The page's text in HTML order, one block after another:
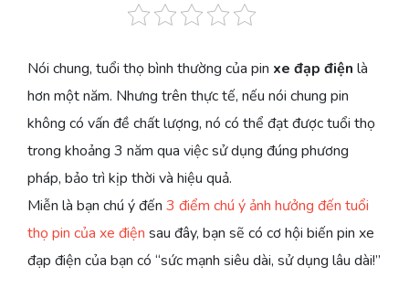
Nói chung, tuổi thọ bình thường của pin xe đạp điện là
hơn một năm. Nhưng trên thực tế, nếu nói chung pin
không có vấn đề chất lượng, nó có thể đạt được tuổi thọ
trong khoảng 3 năm qua việc sử dụng đúng phương
pháp, bảo trì kịp thời và hiệu quả.
Miễn là bạn chú ý đến 3 điểm chú ý ảnh hưởng đến tuổi
thọ pin của xe điện sau đây, bạn sẽ có cơ hội biến pin xe
đạp điện của bạn có “sức mạnh siêu dài, sử dụng lâu dài!”